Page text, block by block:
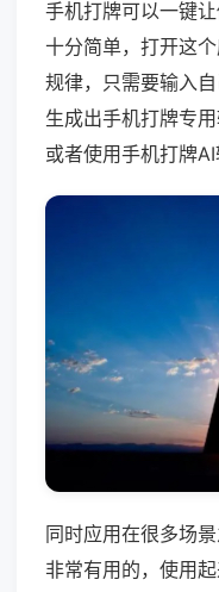
手机打牌可以一键
十分简单，打开这
规律，只需要输入
生成出手机打牌专
或者使用手机打牌AI
同时应用在很多场
非常有用的，使用